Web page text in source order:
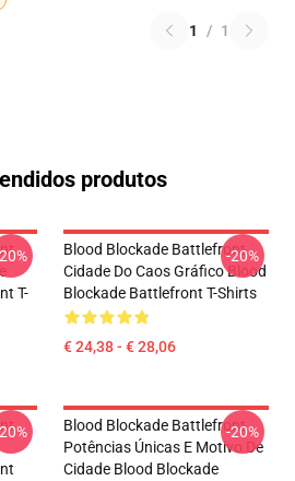
1 / 1
produtos
T-
Blood Blockade Battlefront
Cidade Do Caos Gráfico Blood
Blockade Battlefront T-Shirts
€ 24,38 - € 28,06
-20%
Blood Blockade Battlefront
Potências Únicas E Motivo De
Cidade Blood Blockade
-20%